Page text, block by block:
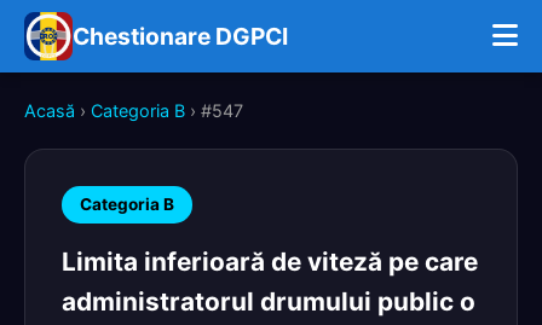
Chestionare DGPCI
Acasă › Categoria B › #547
Categoria B
Limita inferioară de viteză pe care
administratorul drumului public o